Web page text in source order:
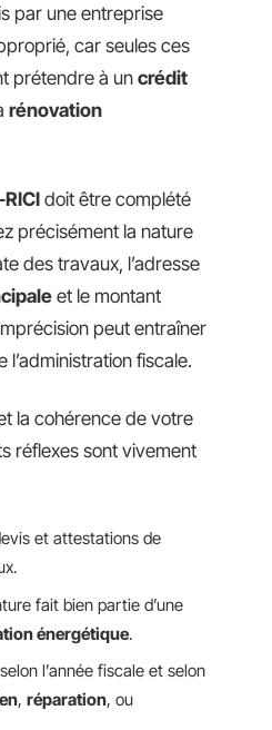
par une entreprise
car seules ces
prétendre à un crédit
rénovation
doit être complété
précisément la nature
des travaux, l’adresse
et le montant
peut entraîner
fiscale.
la cohérence de votre
réflexes sont vivement
et attestations de
fait bien partie d’une
énergétique.
l’année fiscale et selon
, réparation, ou